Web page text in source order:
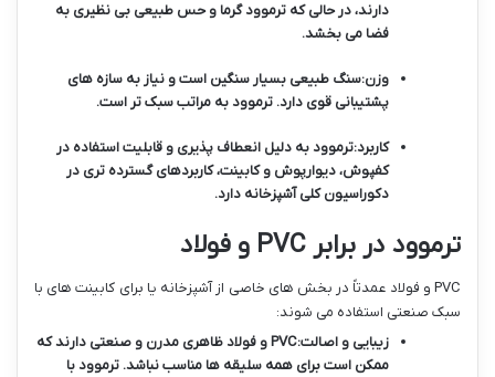
دارند، در حالی که ترموود گرما و حس طبیعی بی نظیری به
فضا می بخشد.
وزن:سنگ طبیعی بسیار سنگین است و نیاز به سازه های
پشتیبانی قوی دارد. ترموود به مراتب سبک تر است.
کاربرد:ترموود به دلیل انعطاف پذیری و قابلیت استفاده در
کفپوش، دیوارپوش و کابینت، کاربردهای گسترده تری در
دکوراسیون کلی آشپزخانه دارد.
ترموود در برابر PVC و فولاد
PVC و فولاد عمدتاً در بخش های خاصی از آشپزخانه یا برای کابینت های با
سبک صنعتی استفاده می شوند:
زیبایی و اصالت:
PVC و فولاد ظاهری مدرن و صنعتی دارند که
ممکن است برای همه سلیقه ها مناسب نباشد. ترموود با